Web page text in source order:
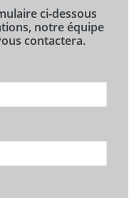
ci-dessous
notre équipe
contactera.